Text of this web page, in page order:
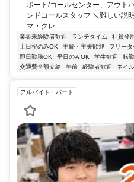
ポート/コールセンター、アウト
ンドコールスタッフ ＼難しい説
マ・クレ...
業界未経験者歓迎 ランチタイム 社員登
土日祝のみOK
主婦・主夫歓迎 フリータ
即日勤務OK
平日のみOK 学生歓迎 転
交通費全額支給
午前 経験者歓迎 ネイ
アルバイト・パート